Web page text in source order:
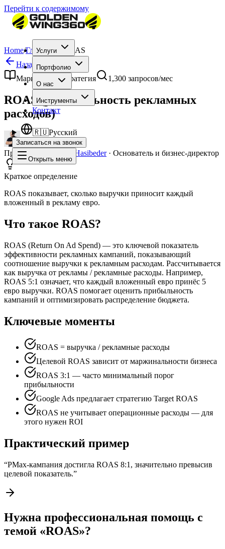
Перейти к содержимому
Услуги
Портфолио
О нас
Инструменты
Контакт
🇷🇺Русский
Записаться на звонок
Открыть меню
Home/Глоссарий /ROAS
Назад к глоссарию
Маркетинг и стратегия
1,300 запросов/мес
ROAS (рентабельность рекламных
расходов)
Проверено Benedikt Hasibeder· Основатель и бизнес-директор
Краткое определение
ROAS показывает, сколько выручки приносит каждый
вложенный в рекламу евро.
Что такое ROAS?
ROAS (Return On Ad Spend) — это ключевой показатель
эффективности рекламных кампаний, показывающий
соотношение выручки к рекламным расходам. Рассчитывается
как выручка от рекламы / рекламные расходы. Например,
ROAS 5:1 означает, что каждый вложенный евро принёс 5
евро выручки. ROAS помогает оценить прибыльность
кампаний и оптимизировать распределение бюджета.
Ключевые моменты
ROAS = выручка / рекламные расходы
Целевой ROAS зависит от маржинальности бизнеса
ROAS 3:1 — часто минимальный порог
прибыльности
Google Ads предлагает стратегию Target ROAS
ROAS не учитывает операционные расходы — для
этого нужен ROI
Практический пример
“PMax-кампания достигла ROAS 8:1, значительно превысив
целевой показатель.”
Нужна профессиональная помощь с
темой «ROAS»?